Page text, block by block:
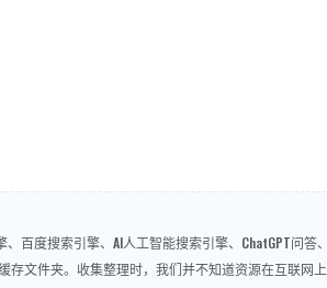
度搜索引擎、AI人工智能搜索引擎、ChatGPT问答、
存文件夹。收集整理时，我们并不知道资源在互联网上